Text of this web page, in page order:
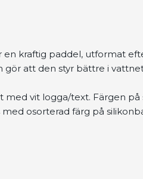
en kraftig paddel, utformat
gör att den styr bättre i
med vit logga/text. Färgen på
osorterad färg på